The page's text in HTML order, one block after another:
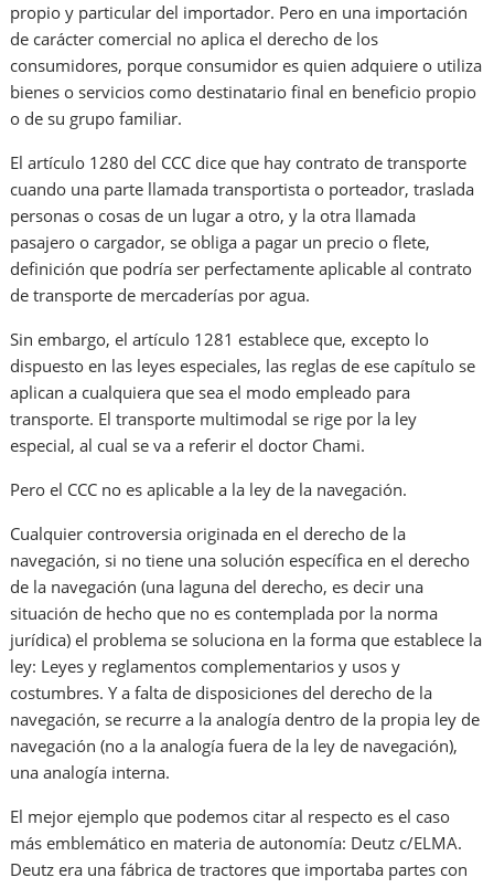
propio y particular del importador. Pero en una importación
de carácter comercial no aplica el derecho de los
consumidores, porque consumidor es quien adquiere o utiliza
bienes o servicios como destinatario final en beneficio propio
o de su grupo familiar.
El artículo 1280 del CCC dice que hay contrato de transporte
cuando una parte llamada transportista o porteador, traslada
personas o cosas de un lugar a otro, y la otra llamada
pasajero o cargador, se obliga a pagar un precio o flete,
definición que podría ser perfectamente aplicable al contrato
de transporte de mercaderías por agua.
Sin embargo, el artículo 1281 establece que, excepto lo
dispuesto en las leyes especiales, las reglas de ese capítulo se
aplican a cualquiera que sea el modo empleado para
transporte. El transporte multimodal se rige por la ley
especial, al cual se va a referir el doctor Chami.
Pero el CCC no es aplicable a la ley de la navegación.
Cualquier controversia originada en el derecho de la
navegación, si no tiene una solución específica en el derecho
de la navegación (una laguna del derecho, es decir una
situación de hecho que no es contemplada por la norma
jurídica) el problema se soluciona en la forma que establece la
ley: Leyes y reglamentos complementarios y usos y
costumbres. Y a falta de disposiciones del derecho de la
navegación, se recurre a la analogía dentro de la propia ley de
navegación (no a la analogía fuera de la ley de navegación),
una analogía interna.
El mejor ejemplo que podemos citar al respecto es el caso
más emblemático en materia de autonomía: Deutz c/ELMA.
Deutz era una fábrica de tractores que importaba partes con